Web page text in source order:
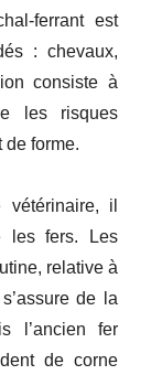
ferrant est
: chevaux,
consiste à
les risques
de forme.
il
les fers. Les
relative à
de la
l’ancien fer
de corne